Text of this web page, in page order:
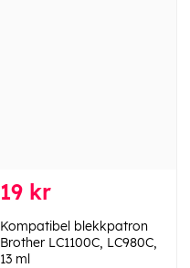
19 kr
Kompatibel blekkpatron
Brother LC1100C, LC980C,
13 ml